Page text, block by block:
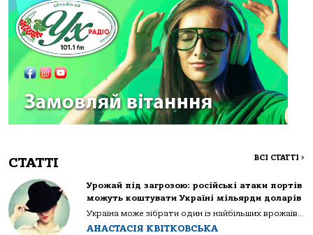
СТАТТІ ВСІ СТАТТІ >
Урожай під загрозою: російські атаки портів
можуть коштувати Україні мільярди доларів
Україна може зібрати один із найбільших врожаїв...
АНАСТАСІЯ КВІТКОВСЬКА